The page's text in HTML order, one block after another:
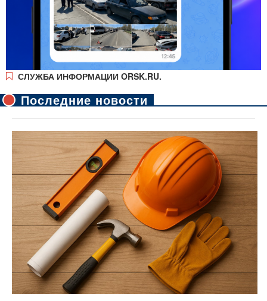
СЛУЖБА ИНФОРМАЦИИ ORSK.RU.
Последние новости